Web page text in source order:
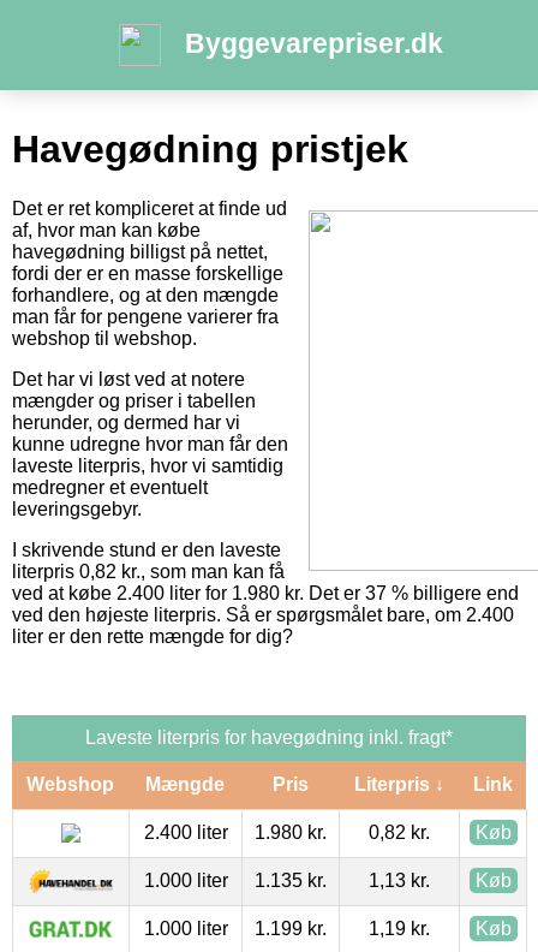
Byggevarepriser.dk
Havegødning pristjek
Det er ret kompliceret at finde ud
af, hvor man kan købe
havegødning billigst på nettet,
fordi der er en masse forskellige
forhandlere, og at den mængde
man får for pengene varierer fra
webshop til webshop.
Det har vi løst ved at notere
mængder og priser i tabellen
herunder, og dermed har vi
kunne udregne hvor man får den
laveste literpris, hvor vi samtidig
medregner et eventuelt
leveringsgebyr.
I skrivende stund er den laveste
literpris 0,82 kr., som man kan få
ved at købe 2.400 liter for 1.980 kr. Det er 37 % billigere end
ved den højeste literpris. Så er spørgsmålet bare, om 2.400
liter er den rette mængde for dig?
Laveste literpris for havegødning inkl. fragt*
Webshop Mængde Pris Literpris ↓ Link
2.400 liter 1.980 kr. 0,82 kr. Køb
1.000 liter 1.135 kr. 1,13 kr. Køb
1.000 liter 1.199 kr. 1,19 kr. Køb